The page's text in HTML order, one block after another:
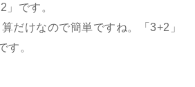
」です。
だけなので簡単ですね。「3+2」
す。